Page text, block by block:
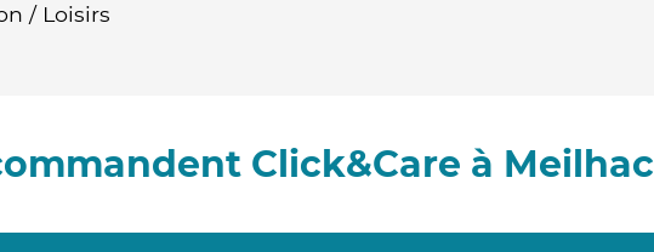
/ Loisirs
Click&Care à Meilhac